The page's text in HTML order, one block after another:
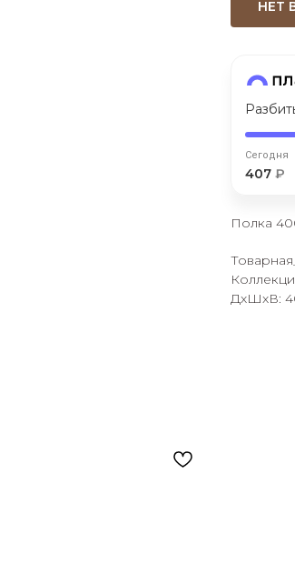
НЕТ
Сегодня
407 ₽
% будут
Остались вопросы?
8 800 302-02-
Полка
ДxШxВ: